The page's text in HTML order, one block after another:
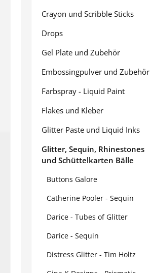
Crayon und Scribble Sticks
Drops
Gel Plate und Zubehör
Embossingpulver und Zubehör
Farbspray - Liquid Paint
Flakes und Kleber
Glitter Paste und Liquid Inks
Glitter, Sequin, Rhinestones
und Schüttelkarten Bälle
Buttons Galore
Catherine Pooler - Sequin
Darice - Tubes of Glitter
Darice - Sequin
Distress Glitter - Tim Holtz